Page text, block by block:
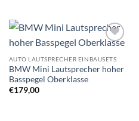
Wunschliste
hinzufügen
AUTO LAUTSPRECHER EINBAUSETS
BMW Mini Lautsprecher hoher
Basspegel Oberklasse
€179,00